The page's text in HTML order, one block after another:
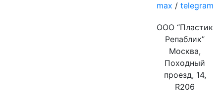
max / telegram
ООО “Пластик
Репаблик”
Москва,
Походный
проезд, 14,
R206